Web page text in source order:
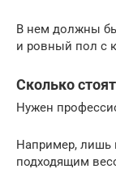
В нем должны
и ровный пол с
Сколько
Нужен
Например, лишь
подходящим